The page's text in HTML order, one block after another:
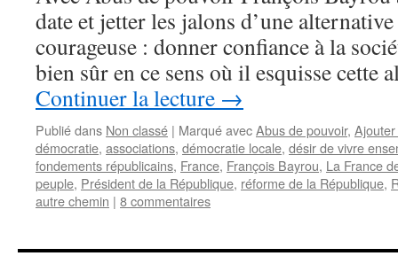
date et jetter les jalons d’une
courageuse : donner confiance à la
bien sûr en ce sens où il esquisse
Continuer la lecture →
Publié dans Non classé | Marqué avecAbus de pouvoir,
démocratie, associations, démocratie locale, désir de vivre
fondements républicains, France, François Bayrou, La France
peuple, Président de la République, réforme de la République,
autre chemin | 8 commentaires